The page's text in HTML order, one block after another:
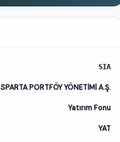
SIA
SPARTA PORTFÖY YÖNETİMİ A.Ş.
Yatırım Fonu
YAT